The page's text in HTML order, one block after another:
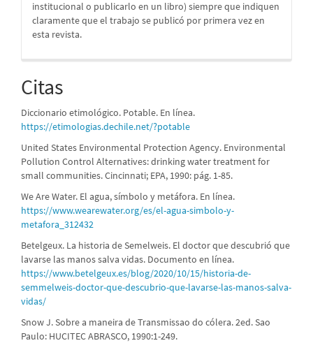
institucional o publicarlo en un libro) siempre que indiquen
claramente que el trabajo se publicó por primera vez en
esta revista.
Citas
Diccionario etimológico. Potable. En línea.
https://etimologias.dechile.net/?potable
United States Environmental Protection Agency. Environmental
Pollution Control Alternatives: drinking water treatment for
small communities. Cincinnati; EPA, 1990: pág. 1-85.
We Are Water. El agua, símbolo y metáfora. En línea.
https://www.wearewater.org/es/el-agua-simbolo-y-
metafora_312432
Betelgeux. La historia de Semelweis. El doctor que descubrió que
lavarse las manos salva vidas. Documento en línea.
https://www.betelgeux.es/blog/2020/10/15/historia-de-
semmelweis-doctor-que-descubrio-que-lavarse-las-manos-salva-
vidas/
Snow J. Sobre a maneira de Transmissao do cólera. 2ed. Sao
Paulo: HUCITEC ABRASCO, 1990:1-249.